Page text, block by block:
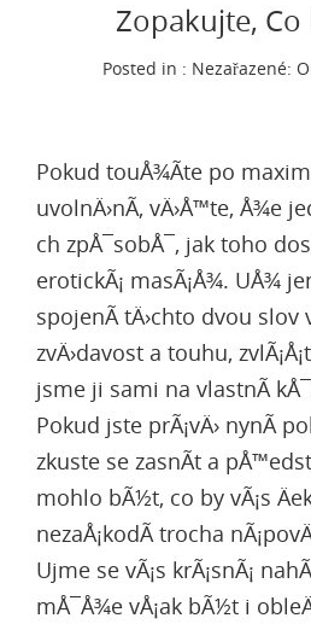
Zopakujte, Co
Posted in : Nezařazené:
Pokud touÅ¾Ã­te po
uvolnÄ›nÃ­, vÄ›Å™te, Å¾e
ch zpÅ¯sobÅ¯, jak toho
erotickÃ¡ masÃ¡Å¾. UÅ¾
spojenÃ­ tÄ›chto dvou slov
zvÄ›davost a touhu,
jsme ji sami na vlastnÃ­
Pokud jste prÃ¡vÄ› nynÃ­
zkuste se zasnÃ­t a
mohlo bÃ½t, co by vÃ¡s
nezaÅ¡kodÃ­ trocha
Ujme se vÃ¡s krÃ¡snÃ¡
mÅ¯Å¾e vÅ¡ak bÃ½t i